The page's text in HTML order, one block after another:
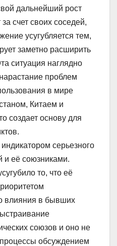
дальнейший рост
счет своих соседей,
усугубляется тем,
заметно расширить
ситуация наглядно
проблем
в мире
Китаем и
создает основу для
серьезного
и её союзниками.
то, что её
влияния в бывших
союзов и оно не
обсуждением